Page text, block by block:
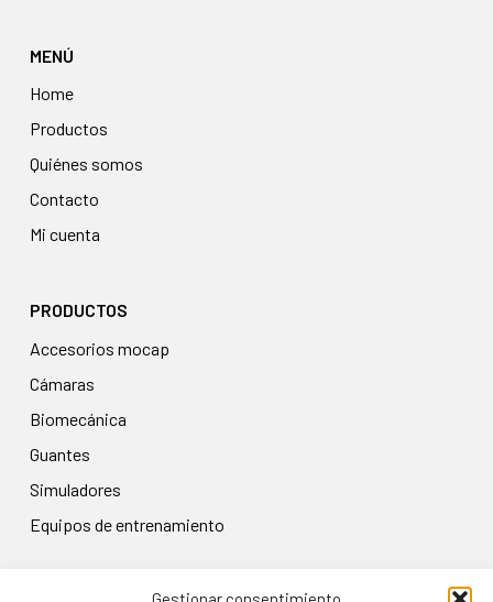
MENÚ
Home
Productos
Quiénes somos
Contacto
Mi cuenta
PRODUCTOS
accesorios mocap
cámaras
biomecánica
guantes
simuladores
equipos de entrenamiento